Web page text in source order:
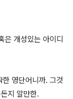
은 개성있는 아이디
영단어니까. 그것
지 알만한.